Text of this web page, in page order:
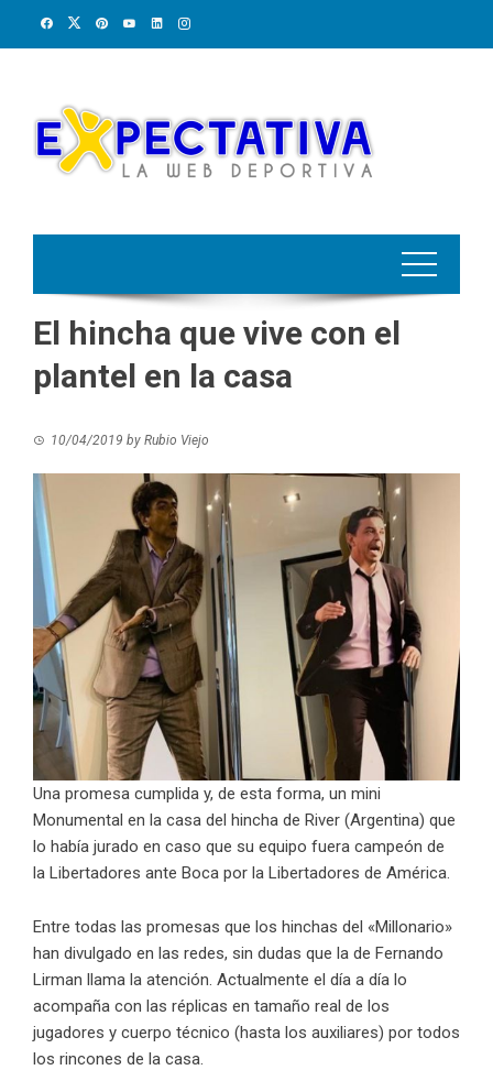
El hincha que vive con el
plantel en la casa
10/04/2019 by Rubio Viejo
Una promesa cumplida y, de esta forma, un mini
Monumental en la casa del hincha de River (Argentina) que
lo había jurado en caso que su equipo fuera campeón de
la Libertadores ante Boca por la Libertadores de América.
Entre todas las promesas que los hinchas del «Millonario»
han divulgado en las redes, sin dudas que la de Fernando
Lirman llama la atención. Actualmente el día a día lo
acompaña con las réplicas en tamaño real de los
jugadores y cuerpo técnico (hasta los auxiliares) por todos
los rincones de la casa.